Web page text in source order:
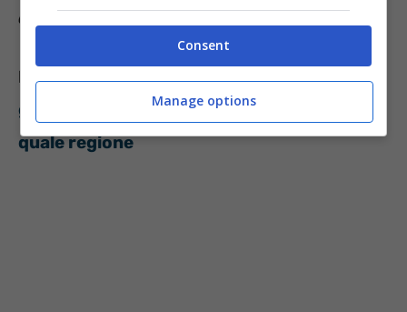
dell’insulino-resistenza“.
Leggi anche:Farmaco in polvere contro la
glicemia: ecco quando si può avere gratis in
quale regione
Consent
Manage options